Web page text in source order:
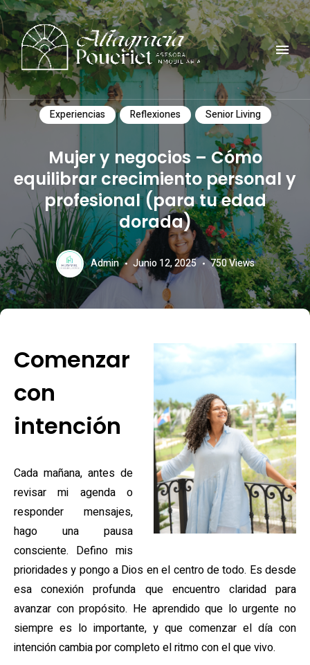
ALTAGRACIA POUERIET
Comunidad, turismo, arte, desarrollo reflexiones y mucho mas
Experiencias Reflexiones Senior Living
Mujer y negocios – Cómo
equilibrar crecimiento personal y
profesional (para tu edad
dorada)
Admin Junio 12, 2025 750Views
Comenzar
con
intención
Cada mañana, antes de
revisar mi agenda o
responder mensajes,
hago una pausa
consciente. Defino mis
prioridades y pongo a Dios en el centro de todo. Es desde
esa conexión profunda que encuentro claridad para
avanzar con propósito. He aprendido que lo urgente no
siempre es lo importante, y que comenzar el día con
intención cambia por completo el ritmo con el que vivo.